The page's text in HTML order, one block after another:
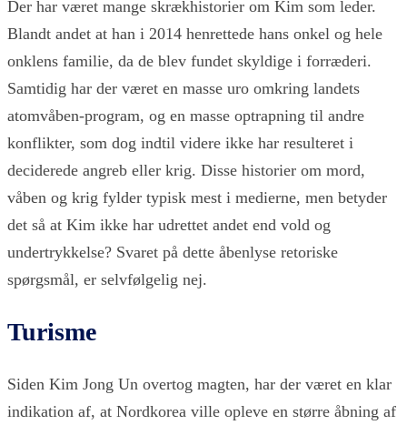
Der har været mange skrækhistorier om Kim som leder.
Blandt andet at han i 2014 henrettede hans onkel og hele
onklens familie, da de blev fundet skyldige i forræderi.
Samtidig har der været en masse uro omkring landets
atomvåben-program, og en masse optrapning til andre
konflikter, som dog indtil videre ikke har resulteret i
deciderede angreb eller krig. Disse historier om mord,
våben og krig fylder typisk mest i medierne, men betyder
det så at Kim ikke har udrettet andet end vold og
undertrykkelse? Svaret på dette åbenlyse retoriske
spørgsmål, er selvfølgelig nej.
Turisme
Siden Kim Jong Un overtog magten, har der været en klar
indikation af, at Nordkorea ville opleve en større åbning af